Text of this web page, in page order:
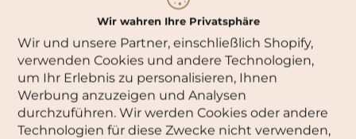
[желтый хвост] Розовый
Москато
Wir wahren Ihre Privatsphäre
Wir und unsere Partner, einschließlich Shopify,
verwenden Cookies und andere Technologien,
um Ihr Erlebnis zu personalisieren, Ihnen
Werbung anzuzeigen und Analysen
durchzuführen. Wir werden Cookies oder andere
Technologien für diese Zwecke nicht verwenden,